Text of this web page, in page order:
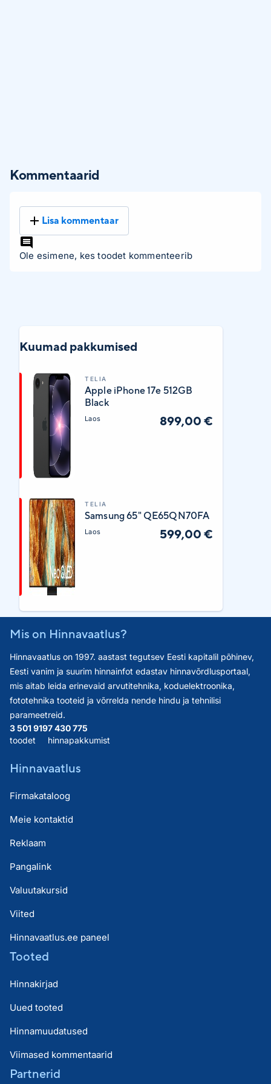
Kommentaarid
Lisa kommentaar
Ole esimene, kes toodet kommenteerib
Kuumad pakkumised
TELIA
Apple iPhone 17e 512GB
Black
Laos 899,00 €
TELIA
Samsung 65" QE65QN70FA
Laos 599,00 €
Mis on Hinnavaatlus?
Hinnavaatlus on 1997. aastast tegutsev Eesti kapitalil põhinev,
Eesti vanim ja suurim hinnainfot edastav hinnavõrdlusportaal,
mis aitab leida erinevaid arvutitehnika, koduelektroonika,
fototehnika tooteid ja võrrelda nende hindu ja tehnilisi
parameetreid.
3 501 919
toodet
7 430 775
hinnapakkumist
Hinnavaatlus
Firmakataloog
Meie kontaktid
Reklaam
Pangalink
Valuutakursid
Viited
Hinnavaatlus.ee paneel
Tooted
Hinnakirjad
Uued tooted
Hinnamuudatused
Viimased kommentaarid
Partnerid